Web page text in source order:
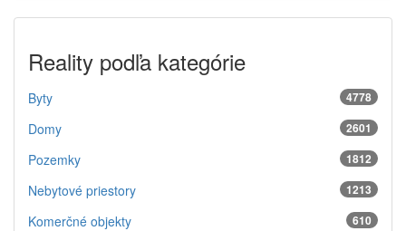
Reality podľa kategórie
4778
Byty
2601
Domy
1812
Pozemky
1213
Nebytové priestory
610
Komerčné objekty